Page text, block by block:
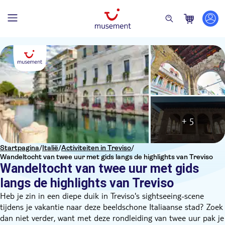
Startpagina/Italië/Activiteiten in Treviso/
Wandeltocht van twee uur met gids langs de highlights van Treviso
Wandeltocht van twee uur met gids
langs de highlights van Treviso
+ 5
Heb je zin in een diepe duik in Treviso's sightseeing-scene
tijdens je vakantie naar deze beeldschone Italiaanse stad? Zoek
dan niet verder, want met deze rondleiding van twee uur pak je